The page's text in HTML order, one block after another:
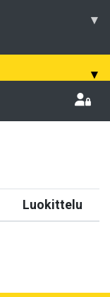
▾
▾
Luokittelu